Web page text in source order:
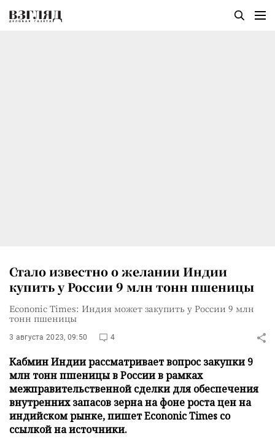
Стало известно о желании Индии
купить у России 9 млн тонн пшеницы
Econonic Times: Индия может закупить у России 9 млн
тонн пшеницы
3 августа 2023, 09:50 4
Кабмин Индии рассматривает вопрос закупки 9
млн тонн пшеницы в России в рамках
межправительственной сделки для обеспечения
внутренних запасов зерна на фоне роста цен на
индийском рынке, пишет Econonic Times со
ссылкой на источники.